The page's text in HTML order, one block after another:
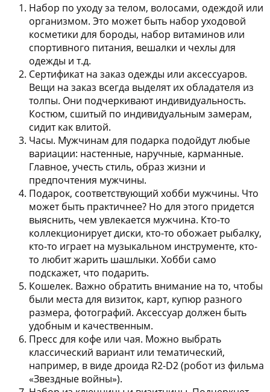
Набор по уходу за телом, волосами, одеждой или
организмом. Это может быть набор уходовой
косметики для бороды, набор витаминов или
спортивного питания, вешалки и чехлы для
одежды и т.д.
Сертификат на заказ одежды или аксессуаров.
Вещи на заказ всегда выделят их обладателя из
толпы. Они подчеркивают индивидуальность.
Костюм, сшитый по индивидуальным замерам,
сидит как влитой.
Часы. Мужчинам для подарка подойдут любые
вариации: настенные, наручные, карманные.
Главное, учесть стиль, образ жизни и
предпочтения мужчины.
Подарок, соответствующий хобби мужчины. Что
может быть практичнее? Но для этого придется
выяснить, чем увлекается мужчина. Кто-то
коллекционирует диски, кто-то обожает рыбалку,
кто-то играет на музыкальном инструменте, кто-
то любит жарить шашлыки. Хобби само
подскажет, что подарить.
Кошелек. Важно обратить внимание на то, чтобы
были места для визиток, карт, купюр разного
размера, фотографий. Аксессуар должен быть
удобным и качественным.
Пресс для кофе или чая. Можно выбрать
классический вариант или тематический,
например, в виде дроида R2-D2 (робот из фильма
«Звездные войны»).